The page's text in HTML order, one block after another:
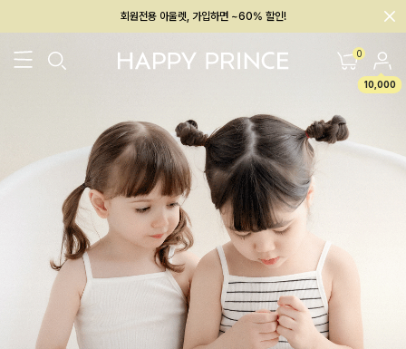
회원전용 아울렛, 가입하면 ~60% 할인!
0
10,000